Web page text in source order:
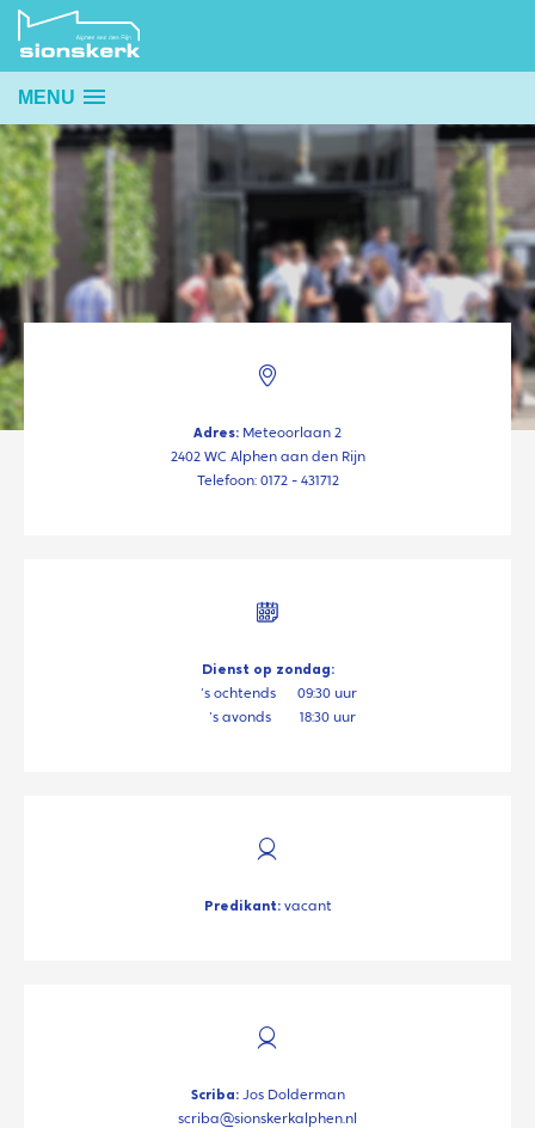
MENU
Adres: Meteoorlaan 2
2402 WC Alphen aan den Rijn
Telefoon: 0172 - 431712
Dienst op zondag:
's ochtends
09:30 uur
's avonds
18:30 uur
Predikant:vacant
Scriba:Jos Dolderman
scriba@sionskerkalphen.nl